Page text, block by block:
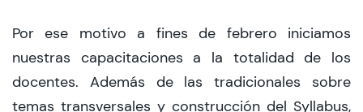
Por ese motivo a fines de febrero iniciamos
nuestras capacitaciones a la totalidad de los
docentes. Además de las tradicionales sobre
temas transversales y construcción del Syllabus,